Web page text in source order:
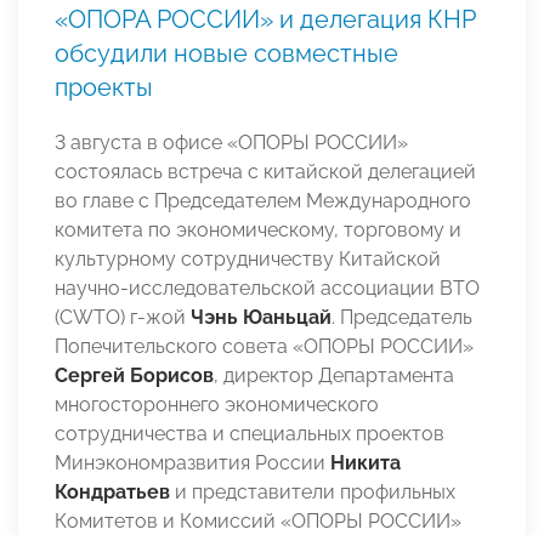
«ОПОРА РОССИИ» и делегация КНР
обсудили новые совместные
проекты
3 августа в офисе «ОПОРЫ РОССИИ»
состоялась встреча с китайской делегацией
во главе с Председателем Международного
комитета по экономическому, торговому и
культурному сотрудничеству Китайской
научно-исследовательской ассоциации ВТО
(CWTO) г-жой Чэнь Юаньцай. Председатель
Попечительского совета «ОПОРЫ РОССИИ»
Сергей Борисов, директор Департамента
многостороннего экономического
сотрудничества и специальных проектов
Минэкономразвития России Никита
Кондратьев и представители профильных
Комитетов и Комиссий «ОПОРЫ РОССИИ»